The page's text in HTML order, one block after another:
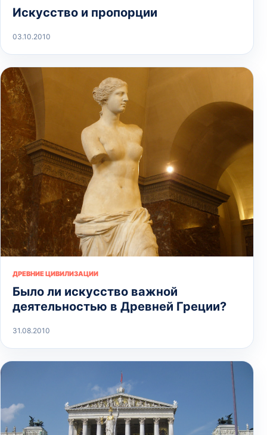
Искусство и пропорции
03.10.2010
ДРЕВНИЕ ЦИВИЛИЗАЦИИ
Было ли искусство важной
деятельностью в Древней Греции?
31.08.2010